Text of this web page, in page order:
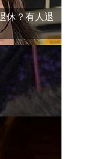
休？有人退